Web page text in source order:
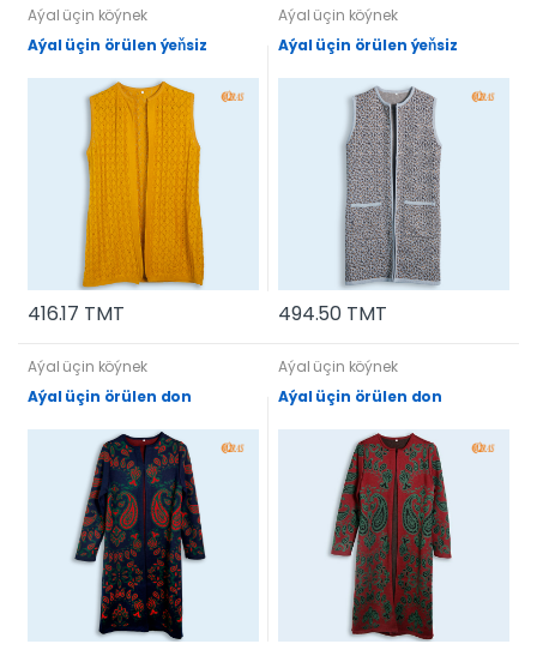
Aýal üçin köýnek
Aýal üçin örülen ýeňsiz
416.17 TMT
Aýal üçin köýnek
Aýal üçin örülen ýeňsiz
494.50 TMT
Aýal üçin köýnek
Aýal üçin örülen don
Aýal üçin köýnek
Aýal üçin örülen don